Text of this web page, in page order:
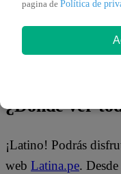
¿Dónde ver
¡Latino! Podrás
web Latina.pe.
pagina de Política de